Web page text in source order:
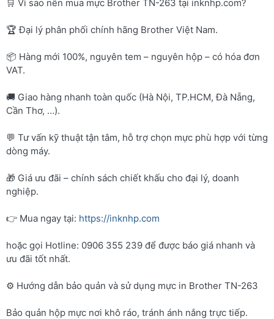
🛒 Vì sao nên mua mực Brother TN-263 tại inknhp.com?
🏆 Đại lý phân phối chính hãng Brother Việt Nam.
📦 Hàng mới 100%, nguyên tem – nguyên hộp – có hóa đơn
VAT.
🚚 Giao hàng nhanh toàn quốc (Hà Nội, TP.HCM, Đà Nẵng,
Cần Thơ, …).
💬 Tư vấn kỹ thuật tận tâm, hỗ trợ chọn mực phù hợp với từng
dòng máy.
🎁 Giá ưu đãi – chính sách chiết khấu cho đại lý, doanh
nghiệp.
👉 Mua ngay tại: https://inknhp.com
hoặc gọi Hotline: 0906 355 239 để được báo giá nhanh và
ưu đãi tốt nhất.
⚙️ Hướng dẫn bảo quản và sử dụng mực in Brother TN-263
Bảo quản hộp mực nơi khô ráo, tránh ánh nắng trực tiếp.